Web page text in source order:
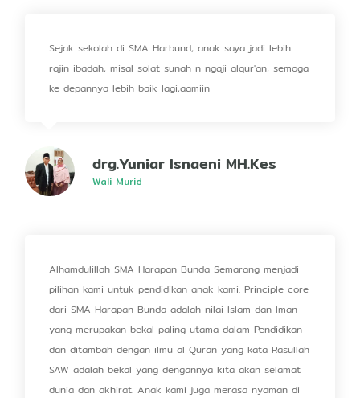
Sejak sekolah di SMA Harbund, anak saya jadi lebih
rajin ibadah, misal solat sunah n ngaji alqur'an, semoga
ke depannya lebih baik lagi,aamiin
drg.Yuniar Isnaeni MH.Kes
Wali Murid
Alhamdulillah SMA Harapan Bunda Semarang menjadi
pilihan kami untuk pendidikan anak kami. Principle core
dari SMA Harapan Bunda adalah nilai Islam dan Iman
yang merupakan bekal paling utama dalam Pendidikan
dan ditambah dengan ilmu al Quran yang kata Rasullah
SAW adalah bekal yang dengannya kita akan selamat
dunia dan akhirat. Anak kami juga merasa nyaman di